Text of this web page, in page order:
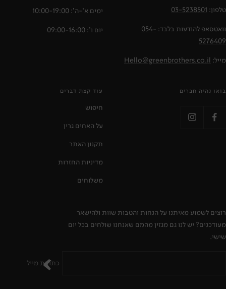
טלפון: 03-5238501
וואטסאפ להודעות בלבד: 054-
5276409
מייל: Hello@greenbrothers.co.il
ימים א'-ה': 10:00-19:00
יום ו': 09:00-16:00
בואו נהיה חברים עוד קצת דברים
חיפוש
על האחים גרין
תקנון האתר
מדיניות החזרות
משלוחים
רוצים לשמוע מאיתנו על הנחות והטבות שוות ולהישאר
מעודכנים? יש לנו גם מגזין מהמם שאנחנו שולחים בכל יום
שישי.
כתובת מייל